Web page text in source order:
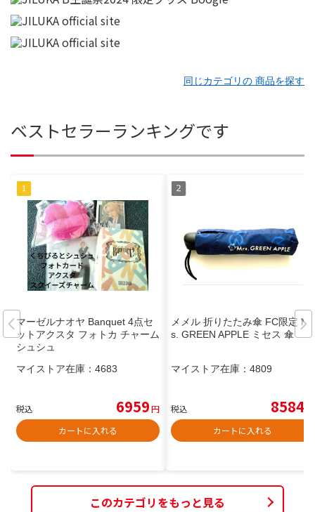
同じカテゴリの 商品を探す
ベストセラーランキングです
マーゼルナオヤ Banquet 4点セ
ットアクスタ フォトカ チャーム
シュシュ
マイストア在庫： 4683
税込 6959円
カートに入れる
メメル 折りたたみ傘 FC限定 Mr
s. GREEN APPLE ミセス 傘
マイストア在庫： 4809
税込 8584
カートに入れる
このカテゴリをもっと見る